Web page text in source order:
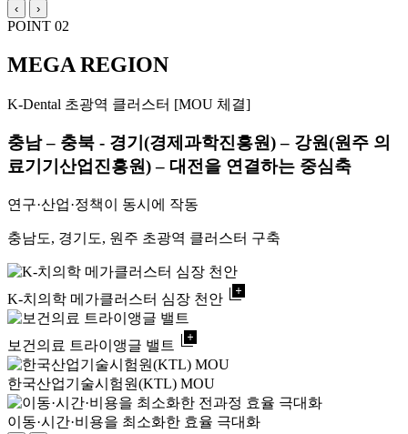
‹ ›
POINT 02
MEGA REGION
K-Dental 초광역 클러스터 [MOU 체결]
충남 – 충북 - 경기(경제과학진흥원) – 강원(원주 의
료기기산업진흥원) – 대전을 연결하는 중심축
연구·산업·정책이 동시에 작동
충남도, 경기도, 원주 초광역 클러스터 구축
K-치의학 메가클러스터 심장 천안 library_add
보건의료 트라이앵글 밸트 library_add
한국산업기술시험원(KTL) MOU
이동·시간·비용을 최소화한 효율 극대화